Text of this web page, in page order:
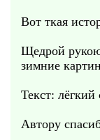
Вот ткая
Щедрой
зимние
Текст: лёгкий
Автору